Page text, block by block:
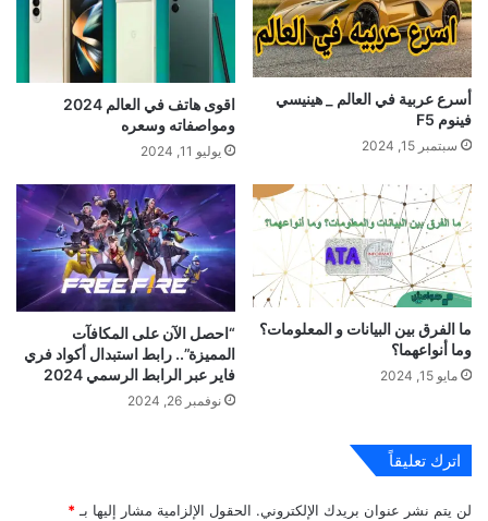
أسرع عربية في العالم _ هينيسي
فينوم F5
سبتمبر 15, 2024
اقوى هاتف في العالم 2024
ومواصفاته وسعره
يوليو 11, 2024
ما الفرق بين البيانات و المعلومات؟
وما أنواعهما؟
مايو 15, 2024
“احصل الآن على المكافآت
المميزة”.. رابط استبدال أكواد فري
فاير عبر الرابط الرسمي 2024
نوفمبر 26, 2024
اترك تعليقاً
لن يتم نشر عنوان بريدك الإلكتروني. الحقول الإلزامية مشار إليها بـ *